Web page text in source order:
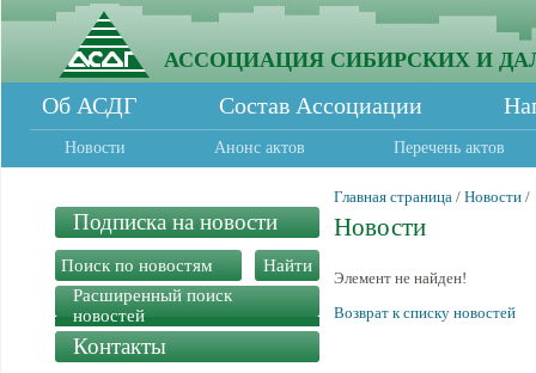
АССОЦИАЦИЯ СИБИРСКИХ И
Об АСДГ Состав Ассоциации
Новости Анонс актов Перечень актов
Подписка на новости
Расширенный поиск
новостей
Контакты
Главная страница / Новости /
Новости
Элемент не найден!
Возврат к списку новостей